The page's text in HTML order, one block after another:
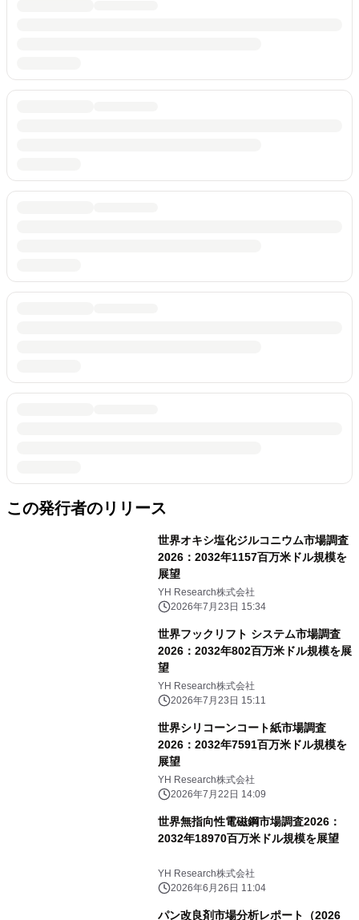
この発行者のリリース
世界オキシ塩化ジルコニウム市場調査
2026：2032年1157百万米ドル規模を
展望
YH Research株式会社
2026年7月23日 15:34
世界フックリフト システム市場調査
2026：2032年802百万米ドル規模を展
望
YH Research株式会社
2026年7月23日 15:11
世界シリコーンコート紙市場調査
2026：2032年7591百万米ドル規模を
展望
YH Research株式会社
2026年7月22日 14:09
世界無指向性電磁鋼市場調査2026：
2032年18970百万米ドル規模を展望
YH Research株式会社
2026年6月26日 11:04
パン改良剤市場分析レポート（2026